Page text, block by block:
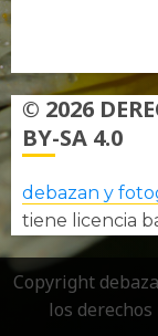
© 2026
BY-SA 4.0
debazan y
tiene licencia
Copyright
los